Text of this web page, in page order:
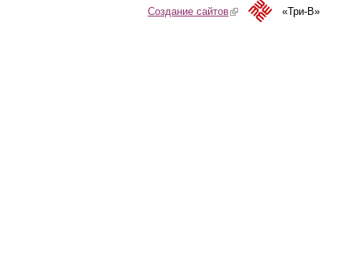
Создание сайтов(link is external)«Три-В»